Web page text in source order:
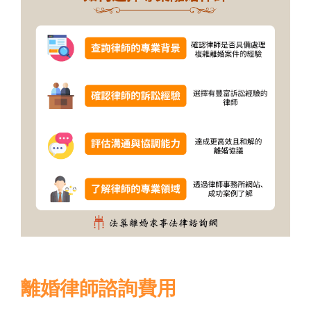
離婚律師諮詢費用